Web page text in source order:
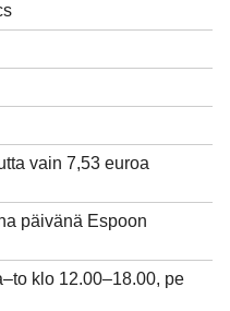
vain 7,53 euroa
päivänä Espoon
klo 12.00–18.00, pe